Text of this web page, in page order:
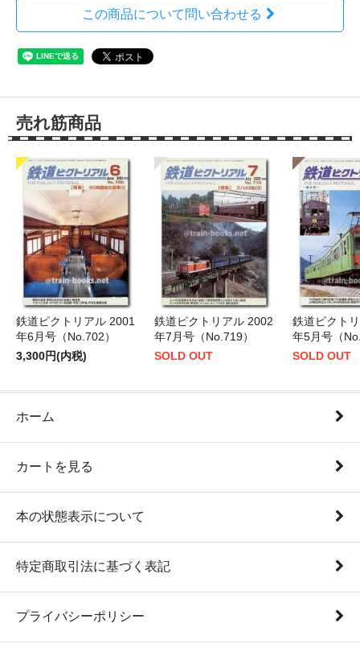
この商品について問い合わせる
売れ筋商品
鉄道ピクトリアル 2001
年6月号（No.702）
3,300円(内税)
鉄道ピクトリアル 2002
年7月号（No.719）
SOLD OUT
鉄道ピクト
年5月号（
SOLD OUT
ホーム
カートを見る
本の状態表示について
特定商取引法に基づく表記
プライバシーポリシー